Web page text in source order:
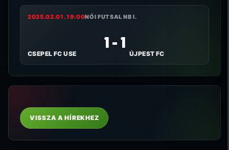
2025.02.01. 19:00NŐI FUTSAL NB I.
CSEPEL FC USE
1 - 1
ÚJPEST FC
VISSZA A HÍREKHEZ